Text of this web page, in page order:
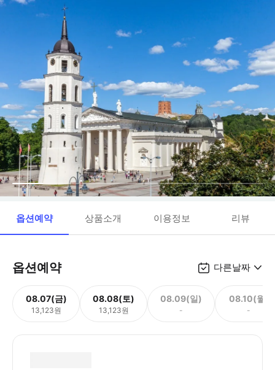
옵션예약 상품소개 이용정보 리뷰
옵션예약 다른날짜
08.07(금)
13,123원
08.08(토)
13,123원
08.09(일)
-
08.10(월)
-